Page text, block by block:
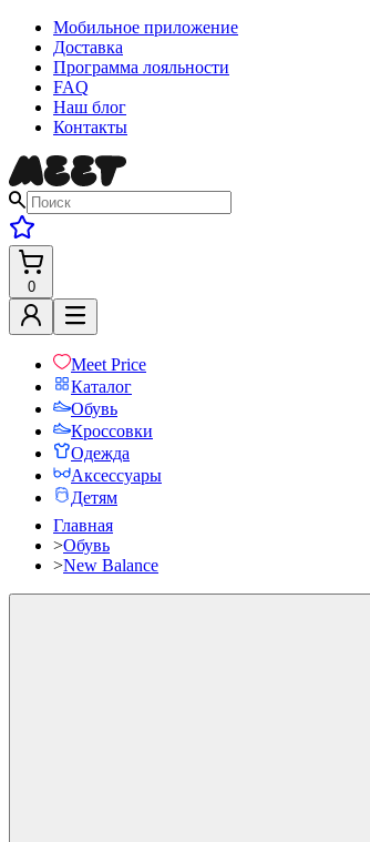
Мобильное приложение
Доставка
Программа лояльности
FAQ
Наш блог
Контакты
0
Meet Price
Каталог
Обувь
Кроссовки
Одежда
Аксессуары
Детям
Главная
>Обувь
>New Balance